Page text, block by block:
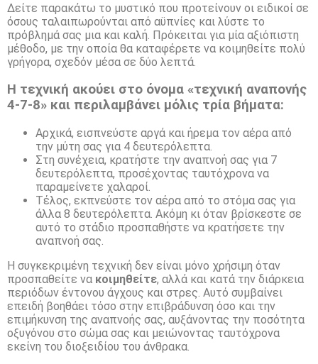
Δείτε παρακάτω το μυστικό που προτείνουν οι ειδικοί σε
όσους ταλαιπωρούνται από αϋπνίες και λύστε το
πρόβλημά σας μια και καλή. Πρόκειται για μία αξιόπιστη
μέθοδο, με την οποία θα καταφέρετε να κοιμηθείτε πολύ
γρήγορα, σχεδόν μέσα σε δύο λεπτά.
Η τεχνική ακούει στο όνομα «τεχνική αναπονής
4-7-8» και περιλαμβάνει μόλις τρία βήματα:
Αρχικά, εισπνεύστε αργά και ήρεμα τον αέρα από
την μύτη σας για 4 δευτερόλεπτα.
Στη συνέχεια, κρατήστε την αναπνοή σας για 7
δευτερόλεπτα, προσέχοντας ταυτόχρονα να
παραμείνετε χαλαροί.
Τέλος, εκπνεύστε τον αέρα από το στόμα σας για
άλλα 8 δευτερόλεπτα. Ακόμη κι όταν βρίσκεστε σε
αυτό το στάδιο προσπαθήστε να κρατήσετε την
αναπνοή σας.
Η συγκεκριμένη τεχνική δεν είναι μόνο χρήσιμη όταν
προσπαθείτε να κοιμηθείτε, αλλά και κατά την διάρκεια
περιόδων έντονου άγχους και στρες. Αυτό συμβαίνει
επειδή βοηθάει τόσο στην επιβράδυνση όσο και την
επιμήκυνση της αναπνοής σας, αυξάνοντας την ποσότητα
οξυγόνου στο σώμα σας και μειώνοντας ταυτόχρονα
εκείνη του διοξειδίου του άνθρακα.